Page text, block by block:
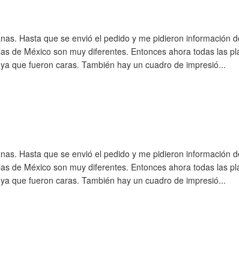
Hasta que se envió el pedido y me pidieron información
de México son muy diferentes. Entonces ahora todas las
que fueron caras. También hay un cuadro de impresió...
Hasta que se envió el pedido y me pidieron información
de México son muy diferentes. Entonces ahora todas las
que fueron caras. También hay un cuadro de impresió...